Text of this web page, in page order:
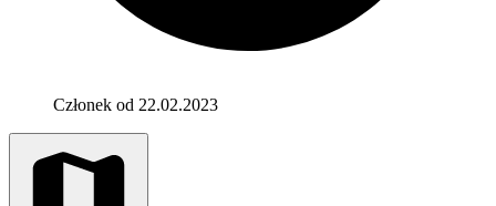
Członek od 22.02.2023